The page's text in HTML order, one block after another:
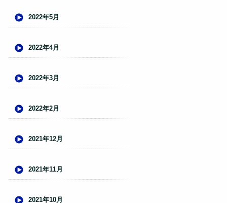
2022年5月
2022年4月
2022年3月
2022年2月
2021年12月
2021年11月
2021年10月